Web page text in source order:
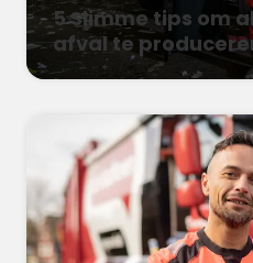
5 Slimme tips om
afval te